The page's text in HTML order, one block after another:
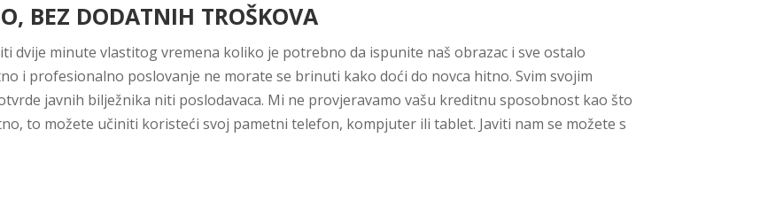
BEZ DODATNIH TROŠKOVA
dvije minute vlastitog vremena koliko je potrebno da ispunite naš obrazac i sve ostalo
i profesionalno poslovanje ne morate se brinuti kako doći do novca hitno. Svim svojim
javnih bilježnika niti poslodavaca. Mi ne provjeravamo vašu kreditnu sposobnost kao što
to možete učiniti koristeći svoj pametni telefon, kompjuter ili tablet. Javiti nam se možete s